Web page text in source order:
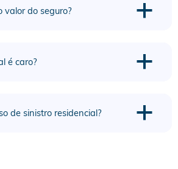
a
valor do seguro?
a
é caro?
a
de sinistro residencial?